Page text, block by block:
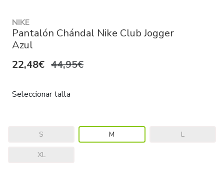
NIKE
Pantalón Chándal Nike Club Jogger
Azul
22,48€ 44,95€
Seleccionar talla
S M L
XL